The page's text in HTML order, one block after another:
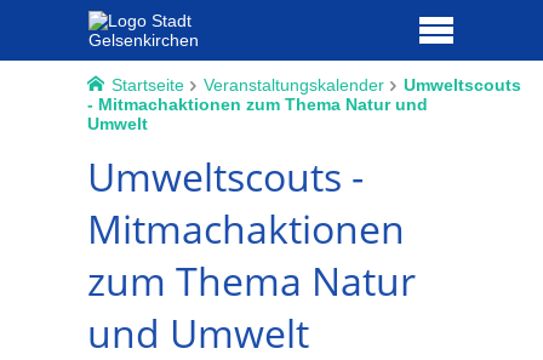
Startseite Veranstaltungskalender
Umweltscouts
- Mitmachaktionen zum Thema Natur und
Umwelt
Umweltscouts -
Mitmachaktionen
zum Thema Natur
und Umwelt